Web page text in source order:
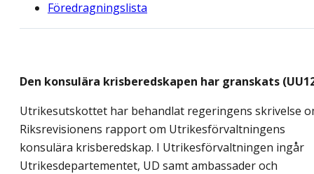
Föredragningslista
Den konsulära krisberedskapen har granskats
Utrikesutskottet har behandlat regeringens skrivelse
Riksrevisionens rapport om Utrikesförvaltningens
konsulära krisberedskap. I Utrikesförvaltningen ingår
Utrikesdepartementet, UD samt ambassader och